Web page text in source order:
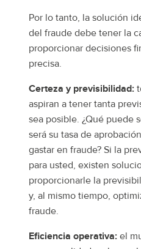
Por lo tanto, la solución
del fraude debe tener la
proporcionar decisiones
precisa.
Certeza y previsibilidad:
aspiran a tener tanta
sea posible. ¿Qué puede
será su tasa de
gastar en fraude? Si la
para usted, existen
proporcionarle la
y, al mismo tiempo,
fraude.
Eficiencia operativa: el